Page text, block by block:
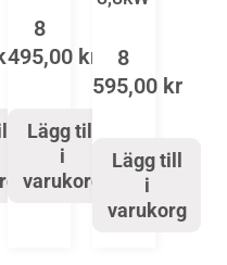
8
495,00 kr
Lägg till
i
varukorg
8
595,00 kr
Lägg till
i
varukorg